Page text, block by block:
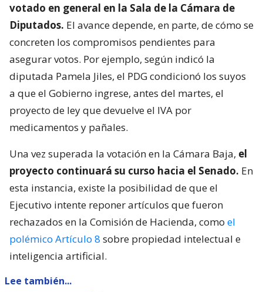
votado en general en la Sala de la Cámara de
Diputados. El avance depende, en parte, de cómo se
concreten los compromisos pendientes para
asegurar votos. Por ejemplo, según indicó la
diputada Pamela Jiles, el PDG condicionó los suyos
a que el Gobierno ingrese, antes del martes, el
proyecto de ley que devuelve el IVA por
medicamentos y pañales.
Una vez superada la votación en la Cámara Baja, el
proyecto continuará su curso hacia el Senado. En
esta instancia, existe la posibilidad de que el
Ejecutivo intente reponer artículos que fueron
rechazados en la Comisión de Hacienda, como el
polémico Artículo 8 sobre propiedad intelectual e
inteligencia artificial.
Lee también...